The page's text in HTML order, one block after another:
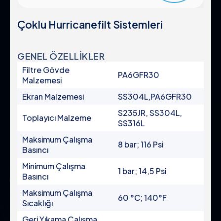
Çoklu Hurricanefilt Sistemleri
GENEL ÖZELLİKLER
Filtre Gövde
Malzemesi
PA6GFR30
Ekran Malzemesi SS304L,PA6GFR30
Toplayıcı Malzeme
S235JR, SS304L,
SS316L
Maksimum Çalışma
Basıncı
8 bar; 116 Psi
Minimum Çalışma
Basıncı
1 bar; 14,5 Psi
Maksimum Çalışma
Sıcaklığı
60 °C; 140°F
Kurumsal Politikalar
Kariyer
Pompa Koruma Filtreleri
Sistemler
Otomatik Filtreler
Manuel Filtreler
Gravel Filtreler ve Hidrosiklonlar
Pompa Koruma Filtreleri
Sistemler
Kontrol Panoları
Kullanım Şartları